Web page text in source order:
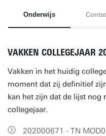
Onderwijs
VAKKEN COLLEGEJAAR
Vakken in het huidig
moment dat zij definitief
kan het zijn dat de lijst nog
collegejaar.
202000671 - TN